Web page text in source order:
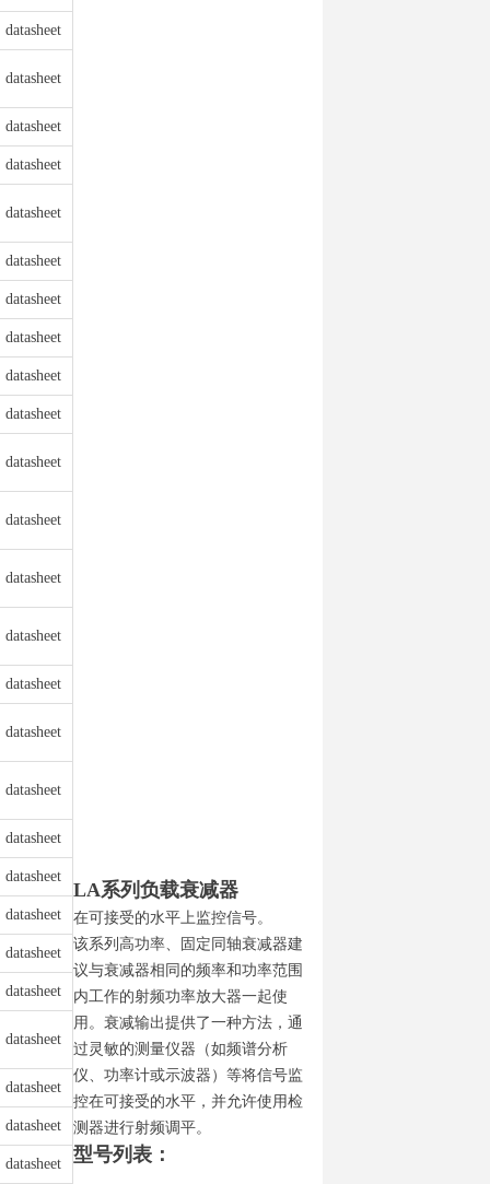
datasheet
datasheet
datasheet
datasheet
datasheet
datasheet
datasheet
datasheet
datasheet
datasheet
datasheet
datasheet
datasheet
datasheet
datasheet
datasheet
datasheet
datasheet
datasheet
datasheet
datasheet
datasheet
datasheet
datasheet
datasheet
datasheet
LA系列负载衰减器
在可接受的水平上监控信号。
该系列高功率、固定同轴衰减器建
议与衰减器相同的频率和功率范围
内工作的射频功率放大器一起使
用。衰减输出提供了一种方法，通
过灵敏的测量仪器（如频谱分析
仪、功率计或示波器）等将信号监
控在可接受的水平，并允许使用检
测器进行射频调平。
型号列表：